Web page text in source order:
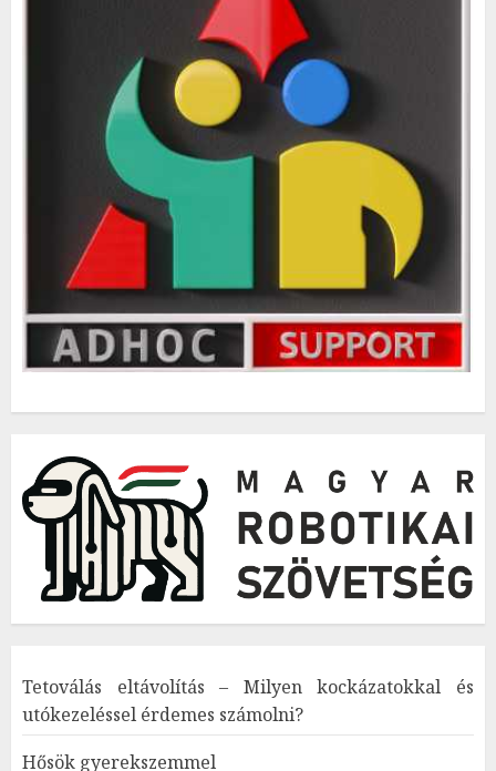
Tetoválás eltávolítás – Milyen kockázatokkal és
utókezeléssel érdemes számolni?
Hősök gyerekszemmel